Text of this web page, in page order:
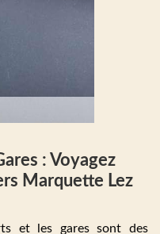
: Voyagez
Marquette Lez
et les gares sont des